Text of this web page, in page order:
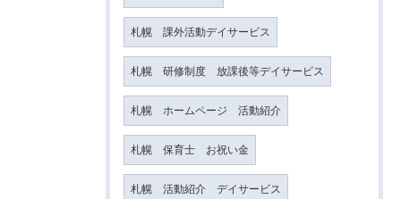
札幌 課外活動デイサービス
札幌 研修制度 放課後等デイサービス
札幌 ホームページ 活動紹介
札幌 保育士 お祝い金
札幌 活動紹介 デイサービス